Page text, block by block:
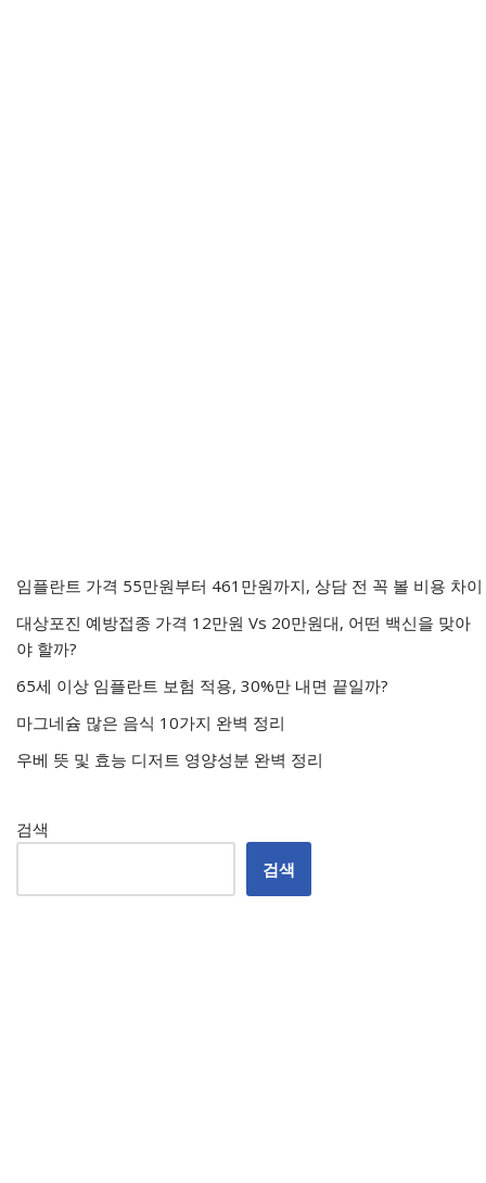
임플란트 가격 55만원부터 461만원까지, 상담 전 꼭 볼 비용 차이
대상포진 예방접종 가격 12만원 Vs 20만원대, 어떤 백신을 맞아
야 할까?
65세 이상 임플란트 보험 적용, 30%만 내면 끝일까?
마그네슘 많은 음식 10가지 완벽 정리
우베 뜻 및 효능 디저트 영양성분 완벽 정리
검색
검색